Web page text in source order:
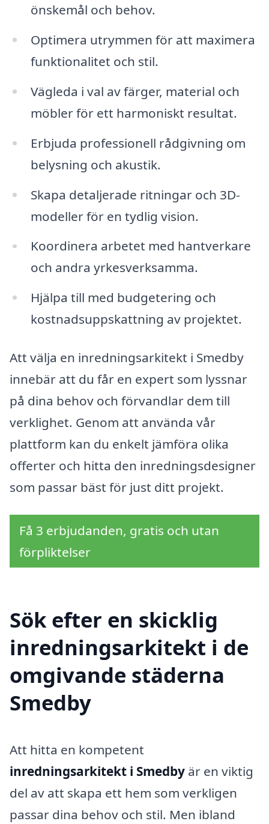
önskemål och behov.
Optimera utrymmen för att maximera
funktionalitet och stil.
Vägleda i val av färger, material och
möbler för ett harmoniskt resultat.
Erbjuda professionell rådgivning om
belysning och akustik.
Skapa detaljerade ritningar och 3D-
modeller för en tydlig vision.
Koordinera arbetet med hantverkare
och andra yrkesverksamma.
Hjälpa till med budgetering och
kostnadsuppskattning av projektet.
Att välja en inredningsarkitekt i Smedby
innebär att du får en expert som lyssnar
på dina behov och förvandlar dem till
verklighet. Genom att använda vår
plattform kan du enkelt jämföra olika
offerter och hitta den inredningsdesigner
som passar bäst för just ditt projekt.
Få 3 erbjudanden, gratis och utan
förpliktelser
Sök efter en skicklig
inredningsarkitekt i de
omgivande städerna
Smedby
Att hitta en kompetent
inredningsarkitekt i Smedby är en viktig
del av att skapa ett hem som verkligen
passar dina behov och stil. Men ibland